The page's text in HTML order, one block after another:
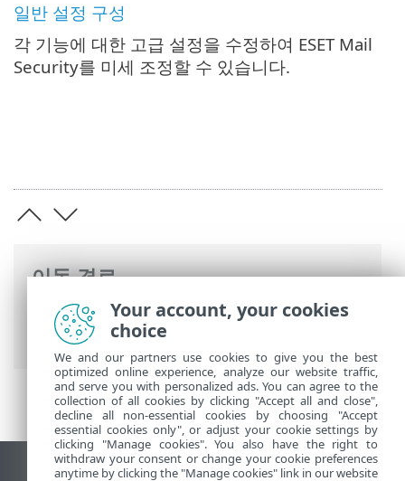
이동 경로
ESET 온라인 도움말>ESET Mail Security>
설치/업그레이드> 설치 준비
일반 설정 구성
각 기능에 대한 고급 설정을 수정하여 ESET Mail
Security를 미세 조정할 수 있습니다.
Your account, your cookies
choice
We and our partners use cookies to give you the best
optimized online experience, analyze our website traffic,
and serve you with personalized ads. You can agree to the
collection of all cookies by clicking "Accept all and close",
decline all non-essential cookies by choosing "Accept
essential cookies only", or adjust your cookie settings by
clicking "Manage cookies". You also have the right to
withdraw your consent or change your cookie preferences
anytime by clicking the "Manage cookies" link in our website